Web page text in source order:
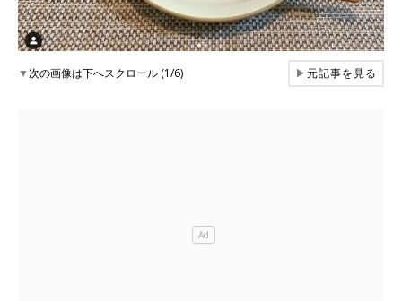
▼次の画像は下へスクロール (1/6) ▶元記事を見る